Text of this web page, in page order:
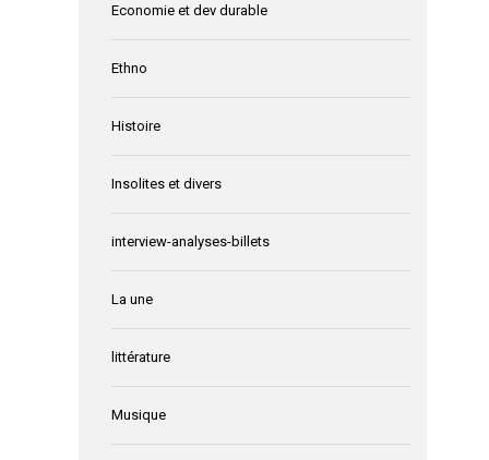
Economie et dev durable
Ethno
Histoire
Insolites et divers
interview-analyses-billets
La une
littérature
Musique